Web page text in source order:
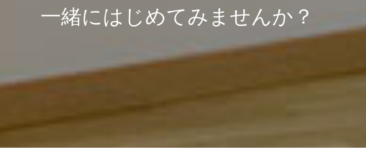
一緒にはじめてみませんか？